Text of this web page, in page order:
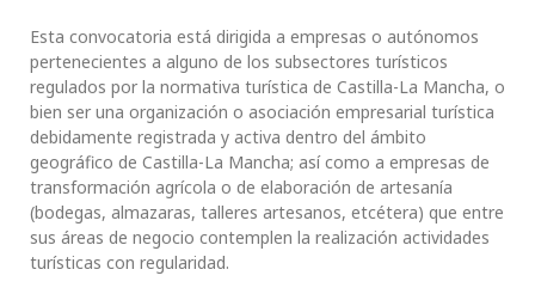
Esta convocatoria está dirigida a empresas o autónomos
pertenecientes a alguno de los subsectores turísticos
regulados por la normativa turística de Castilla-La Mancha, o
bien ser una organización o asociación empresarial turística
debidamente registrada y activa dentro del ámbito
geográfico de Castilla-La Mancha; así como a empresas de
transformación agrícola o de elaboración de artesanía
(bodegas, almazaras, talleres artesanos, etcétera) que entre
sus áreas de negocio contemplen la realización actividades
turísticas con regularidad.